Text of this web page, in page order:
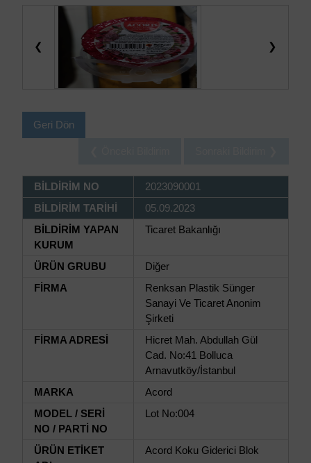
❮ ❯
Geri Dön
BİLDİRİM NO
2023090001
BİLDİRİM TARİHİ
05.09.2023
BİLDİRİM YAPAN
KURUM
Ticaret Bakanlığı
ÜRÜN GRUBU
Diğer
FİRMA
Renksan Plastik Sünger
Sanayi Ve Ticaret Anonim
Şirketi
FİRMA ADRESİ
Hicret Mah. Abdullah Gül
Cad. No:41 Bolluca
Arnavutköy/İstanbul
MARKA
Acord
MODEL / SERİ
NO / PARTİ NO
Lot No:004
ÜRÜN ETİKET
Acord Koku Giderici Blok